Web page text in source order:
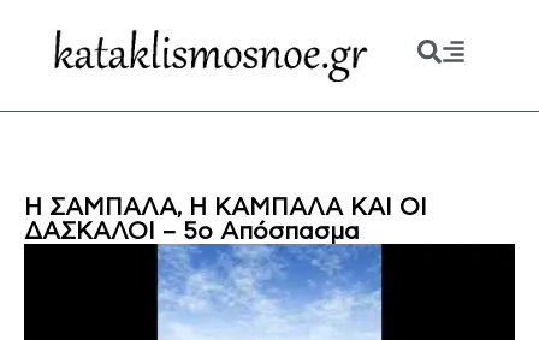
Η ΣΑΜΠΑΛΑ, Η ΚΑΜΠΑΛΑ ΚΑΙ ΟΙ
ΔΑΣΚΑΛΟΙ – 5ο Απόσπασμα